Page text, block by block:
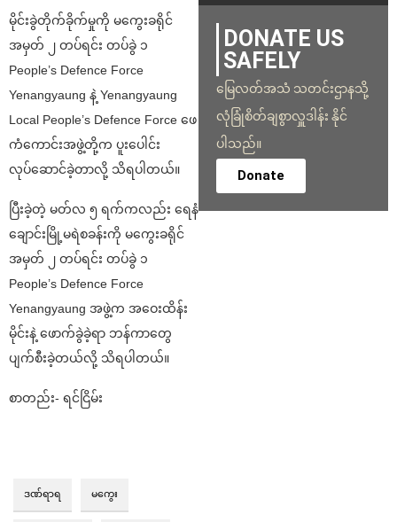
မိုင်းခွဲတိုက်ခိုက်မှုကို မကွေးခရိုင်
အမှတ် ၂ တပ်ရင်း တပ်ခွဲ ၁
People’s Defence Force
Yenangyaung နဲ့ Yenangyaung
Local People’s Defence Force ဖေ
ကံကောင်းအဖွဲ့တို့က ပူးပေါင်း
လုပ်ဆောင်ခဲ့တာလို့ သိရပါတယ်။
ပြီးခဲ့တဲ့ မတ်လ ၅ ရက်ကလည်း ရေနံ
ချောင်းမြို့မရဲစခန်းကို မကွေးခရိုင်
အမှတ် ၂ တပ်ရင်း တပ်ခွဲ ၁
People’s Defence Force
Yenangyaung အဖွဲ့က အဝေးထိန်း
မိုင်းနဲ့ ဖောက်ခွဲခဲ့ရာ ဘန်ကာတွေ
ပျက်စီးခဲ့တယ်လို့ သိရပါတယ်။
စာတည်း- ရင်ငြိမ်း
ဒဏ်ရာရ မကွေး
DONATE US
SAFELY
မြေလတ်အသံ သတင်းဌာနသို့
လုံခြုံစိတ်ချစွာလှူဒါန်း နိုင်
ပါသည်။
Donate